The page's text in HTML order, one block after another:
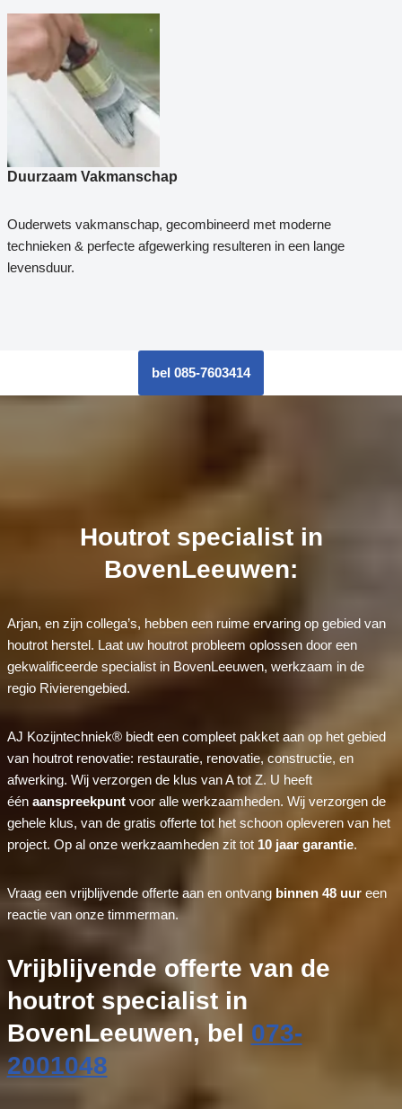
Duurzaam Vakmanschap
Ouderwets vakmanschap, gecombineerd met moderne
technieken & perfecte afgewerking resulteren in een lange
levensduur.
bel 085-7603414
Houtrot specialist in
BovenLeeuwen:
Arjan, en zijn collega’s, hebben een ruime ervaring op gebied van
houtrot herstel. Laat uw houtrot probleem oplossen door een
gekwalificeerde specialist in BovenLeeuwen, werkzaam in de
regio Rivierengebied.
AJ Kozijntechniek® biedt een compleet pakket aan op het gebied
van houtrot renovatie: restauratie, renovatie, constructie, en
afwerking. Wij verzorgen de klus van A tot Z. U heeft
één aanspreekpuntvoor alle werkzaamheden. Wij verzorgen de
gehele klus, van de gratis offerte tot het schoon opleveren van het
project. Op al onze werkzaamheden zit tot 10 jaar garantie.
Vraag een vrijblijvende offerte aan en ontvang binnen 48 uureen
reactie van onze timmerman.
Vrijblijvende offerte van de
houtrot specialist in
BovenLeeuwen, bel 073-
2001048